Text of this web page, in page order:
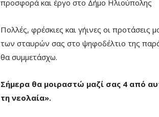
προσφορά και έργο στο Δήμο Ηλιούπολης
Πολλές, φρέσκιες και γήινες οι
των σταυρών σας στο ψηφοδέλτιο της
θα συμμετάσχω.
Σήμερα θα μοιραστώ μαζί σας 4 από
τη νεολαία».